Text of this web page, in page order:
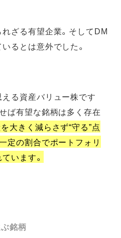
ざる有望企業。そしてDM
るとは意外でした。
る資産バリュー株です
ば有望な銘柄は多く存在
大きく減らさず“守る”点
定の割合でポートフォリ
います。
銘柄